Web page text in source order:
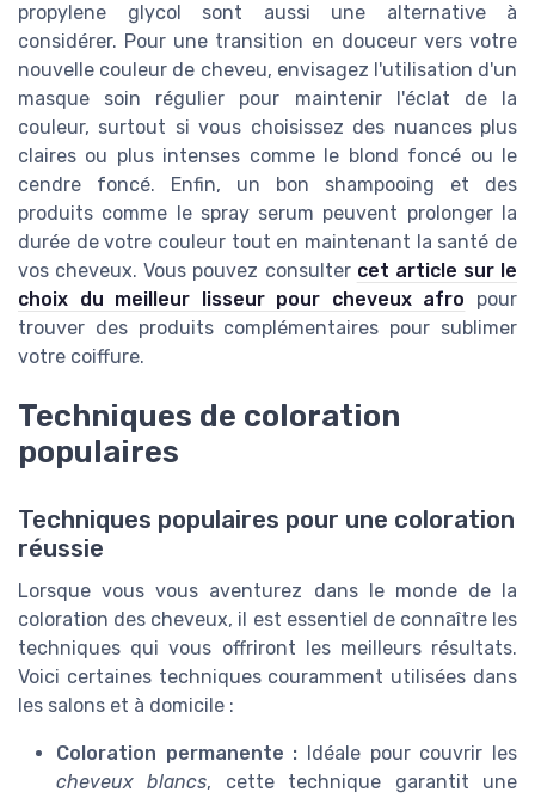
propylene glycol sont aussi une alternative à
considérer. Pour une transition en douceur vers votre
nouvelle couleur de cheveu, envisagez l'utilisation d'un
masque soin régulier pour maintenir l'éclat de la
couleur, surtout si vous choisissez des nuances plus
claires ou plus intenses comme le blond foncé ou le
cendre foncé. Enfin, un bon shampooing et des
produits comme le spray serum peuvent prolonger la
durée de votre couleur tout en maintenant la santé de
vos cheveux. Vous pouvez consulter cet article sur le
choix du meilleur lisseur pour cheveux afro pour
trouver des produits complémentaires pour sublimer
votre coiffure.
Techniques de coloration
populaires
Techniques populaires pour une coloration
réussie
Lorsque vous vous aventurez dans le monde de la
coloration des cheveux, il est essentiel de connaître les
techniques qui vous offriront les meilleurs résultats.
Voici certaines techniques couramment utilisées dans
les salons et à domicile :
Coloration permanente : Idéale pour couvrir les
cheveux blancs, cette technique garantit une